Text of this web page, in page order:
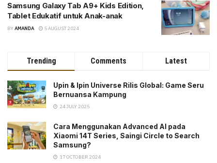
Samsung Galaxy Tab A9+ Kids Edition,
Tablet Edukatif untuk Anak-anak
BY AMANDA 5 AUGUST 2024
Trending Comments Latest
Upin & Ipin Universe Rilis Global: Game Seru
Bernuansa Kampung
24 JULY 2025
Cara Menggunakan Advanced AI pada
Xiaomi 14T Series, Saingi Circle to Search
Samsung?
17 OCTOBER 2024